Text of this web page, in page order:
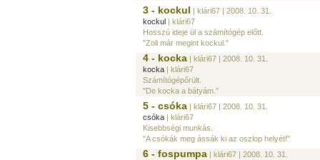
3 - kockul | klári67 | 2008. 10. 31.
kockul | klári67
Hosszú ideje ül a számítógép előtt.
"Zoli már megint kockul."
4 - kocka | klári67 | 2008. 10. 31.
kocka | klári67
Számítógépőrült.
"De kocka a bátyám."
5 - csóka | klári67 | 2008. 10. 31.
csóka | klári67
Kisebbségi munkás.
"A csókák meg ássák ki az oszlop helyét!"
6 - fospumpa | klári67 | 2008. 10. 31.